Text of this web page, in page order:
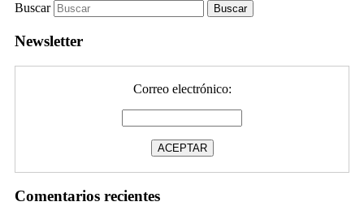
Buscar
Newsletter
Correo electrónico:
Comentarios recientes